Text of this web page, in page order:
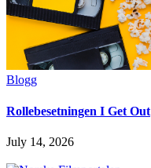
Blogg
Rollebesetningen I Get Out
July 14, 2026